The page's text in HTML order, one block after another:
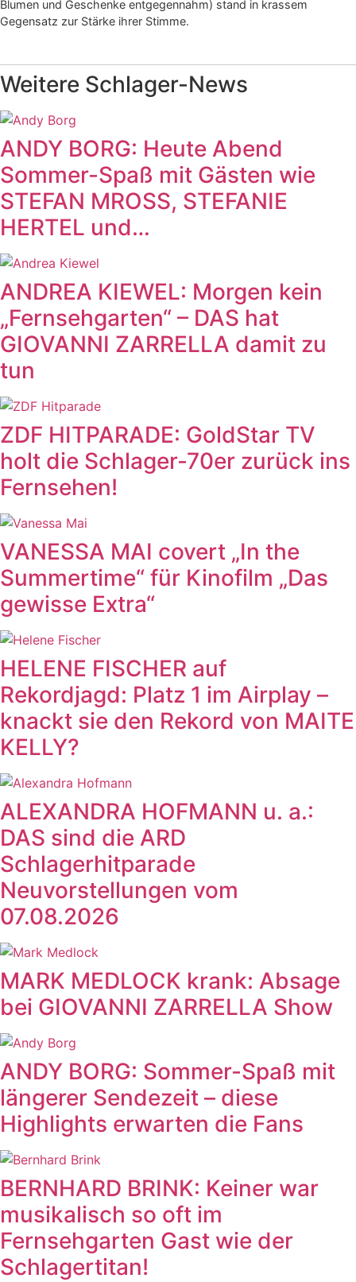
Blumen und Geschenke entgegennahm) stand in krassem
Gegensatz zur Stärke ihrer Stimme.
Weitere Schlager-News
ANDY BORG: Heute Abend
Sommer-Spaß mit Gästen wie
STEFAN MROSS, STEFANIE
HERTEL und…
ANDREA KIEWEL: Morgen kein
„Fernsehgarten“ – DAS hat
GIOVANNI ZARRELLA damit zu
tun
ZDF HITPARADE: GoldStar TV
holt die Schlager-70er zurück ins
Fernsehen!
VANESSA MAI covert „In the
Summertime“ für Kinofilm „Das
gewisse Extra“
HELENE FISCHER auf
Rekordjagd: Platz 1 im Airplay –
knackt sie den Rekord von MAITE
KELLY?
ALEXANDRA HOFMANN u. a.:
DAS sind die ARD
Schlagerhitparade
Neuvorstellungen vom
07.08.2026
MARK MEDLOCK krank: Absage
bei GIOVANNI ZARRELLA Show
ANDY BORG: Sommer-Spaß mit
längerer Sendezeit – diese
Highlights erwarten die Fans
BERNHARD BRINK: Keiner war
musikalisch so oft im
Fernsehgarten Gast wie der
Schlagertitan!